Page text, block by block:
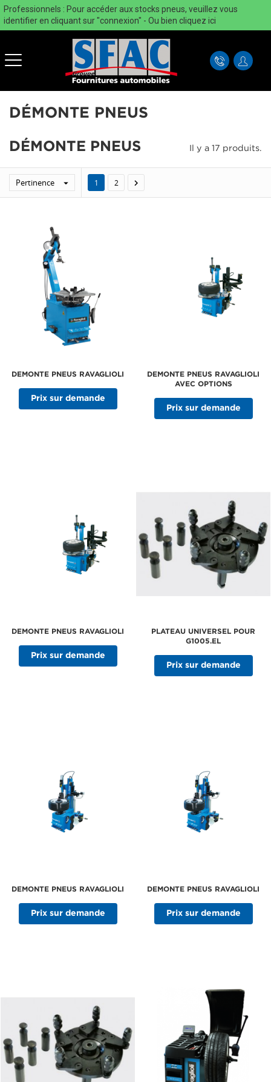
Professionnels : Pour accéder aux stocks pneus, veuillez vous
identifier en cliquant sur "connexion" - Ou bien cliquez ici
DÉMONTE PNEUS
DÉMONTE PNEUS Il y a 17 produits.
Pertinence  1 2 
DEMONTE PNEUS RAVAGLIOLI
Prix sur demande
DEMONTE PNEUS RAVAGLIOLI
AVEC OPTIONS
Prix sur demande
DEMONTE PNEUS RAVAGLIOLI
Prix sur demande
PLATEAU UNIVERSEL POUR
G1005.EL
Prix sur demande
DEMONTE PNEUS RAVAGLIOLI
Prix sur demande
DEMONTE PNEUS RAVAGLIOLI
Prix sur demande